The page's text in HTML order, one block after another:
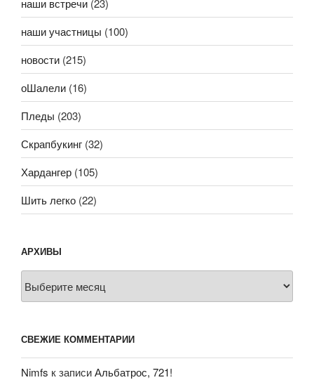
наши встречи (23)
наши участницы (100)
новости (215)
оШалели (16)
Пледы (203)
Скрапбукинг (32)
Хардангер (105)
Шить легко (22)
АРХИВЫ
СВЕЖИЕ КОММЕНТАРИИ
Nimfs к записиАльбатрос, 721!